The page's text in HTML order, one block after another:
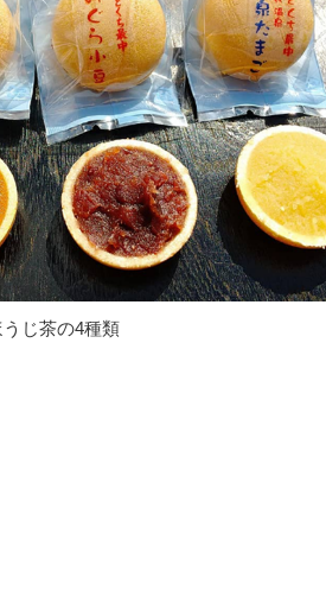
類